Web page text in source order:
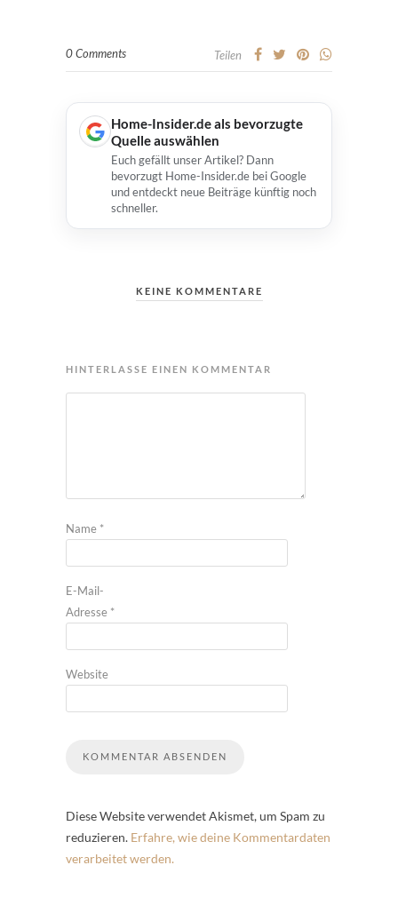
0 Comments Teilen
Home-Insider.de als bevorzugte
Quelle auswählen
Euch gefällt unser Artikel? Dann
bevorzugt Home-Insider.de bei Google
und entdeckt neue Beiträge künftig noch
schneller.
KEINE KOMMENTARE
HINTERLASSE EINEN KOMMENTAR
Name *
E-Mail-
Adresse *
Website
Diese Website verwendet Akismet, um Spam zu
reduzieren. Erfahre, wie deine Kommentardaten
verarbeitet werden.